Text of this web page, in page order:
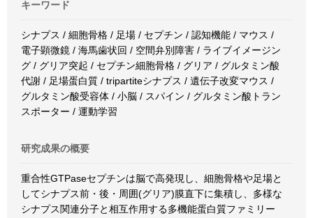
キーワード
シナプス / 細胞骨格 / 足場 / セプチン / 認知機能 / マウス /
電子顕微鏡 / 海馬歯状回 / 空間弁別障害 / ライブイメージン
グ / グリア突起 / セプチン細胞骨格 / グリア / グルタミン酸
代謝 / 足場蛋白質 / tripartiteシナプス / 遺伝子改変マウス /
グルタミン酸受容体 / 小脳 / スパイン / グルタミン酸トラン
スポーター / 運動学習
研究成果の概要
重合性GTPaseセプチンは脳で高発現し、細胞骨格や足場と
してシナプス前・後・周囲(グリア)膜直下に集積し、多様な
シナプス関連分子と相互作用する多機能蛋白質ファミリー